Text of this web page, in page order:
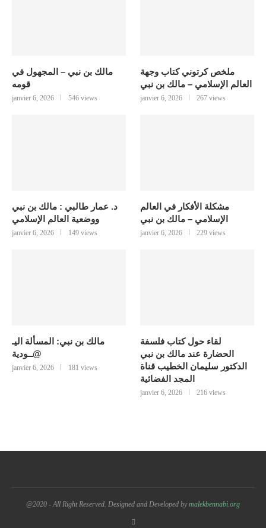
مالك بن نبي – المجهول في
قومه
janvier 6, 2026 546 views
ملخص كرتوني كتاب وجهة
العالم الإسلامي – مالك بن نبي
janvier 6, 2026 267 views
د. عمار طالبي : مالك بن نبي
ووضعية العالم الإسلامي
janvier 6, 2026 149 views
مشكلة الأفكار في العالم
الإسلامي – مالك بن نبي
janvier 6, 2026 229 views
مالك بن نبي: المسألة اليـ
@ــودية
janvier 6, 2026 181 views
لقاء حول كتاب فلسفة
الحضارة عند مالك بن نبي
الدكتور سليمان الخطيب قناة
المجد الفضائية
janvier 6, 2026 216 views
@2020 - All Right Reserved. Designed and Developed bymalekbennabi.org